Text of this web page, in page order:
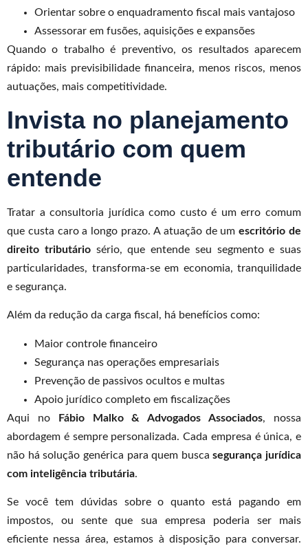
Orientar sobre o enquadramento fiscal mais vantajoso
Assessorar em fusões, aquisições e expansões
Quando o trabalho é preventivo, os resultados aparecem
rápido: mais previsibilidade financeira, menos riscos, menos
autuações, mais competitividade.
Invista no planejamento
tributário com quem
entende
Tratar a consultoria jurídica como custo é um erro comum
que custa caro a longo prazo. A atuação de umescritório de
direito tributáriosério, que entende seu segmento e suas
particularidades, transforma-se em economia, tranquilidade
e segurança.
Além da redução da carga fiscal, há benefícios como:
Maior controle financeiro
Segurança nas operações empresariais
Prevenção de passivos ocultos e multas
Apoio jurídico completo em fiscalizações
Aqui no
Fábio Malko & Advogados Associados, nossa
abordagem é sempre personalizada. Cada empresa é única, e
não há solução genérica para quem buscasegurança jurídica
com inteligência tributária.
Se você tem dúvidas sobre o quanto está pagando em
impostos, ou sente que sua empresa poderia ser mais
eficiente nessa área, estamos à disposição para conversar.